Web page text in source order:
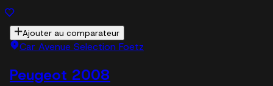
Ajouter au comparateur
Car Avenue Selection Foetz
Peugeot 2008